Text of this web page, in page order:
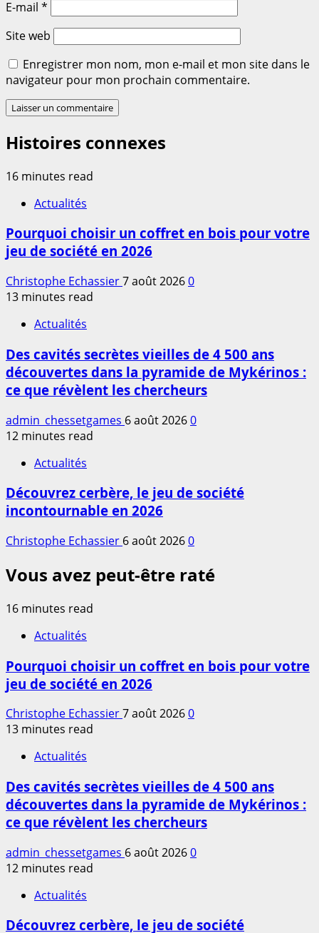
E-mail *
Site web
Enregistrer mon nom, mon e-mail et mon site dans le
navigateur pour mon prochain commentaire.
Histoires connexes
16 minutes read
Actualités
Pourquoi choisir un coffret en bois pour votre
jeu de société en 2026
Christophe Echassier7 août 20260
13 minutes read
Actualités
Des cavités secrètes vieilles de 4 500 ans
découvertes dans la pyramide de Mykérinos :
ce que révèlent les chercheurs
admin_chessetgames 6 août 20260
12 minutes read
Actualités
Découvrez cerbère, le jeu de société
incontournable en 2026
Christophe Echassier 6 août 20260
Vous avez peut-être raté
16 minutes read
Actualités
Pourquoi choisir un coffret en bois pour votre
jeu de société en 2026
Christophe Echassier7 août 20260
13 minutes read
Actualités
Des cavités secrètes vieilles de 4 500 ans
découvertes dans la pyramide de Mykérinos :
ce que révèlent les chercheurs
admin_chessetgames 6 août 20260
12 minutes read
Actualités
Découvrez cerbère, le jeu de société